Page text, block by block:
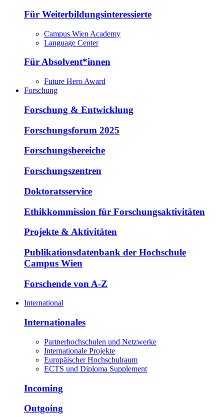
Für Weiterbildungsinteressierte
Campus Wien Academy
Language Center
Für Absolvent*innen
Future Hero Award
Forschung
Forschung & Entwicklung
Forschungsforum 2025
Forschungsbereiche
Forschungszentren
Doktoratsservice
Ethikkommission für Forschungsaktivitäten
Projekte & Aktivitäten
Publikationsdatenbank der Hochschule
Campus Wien
Forschende von A-Z
International
Internationales
Partnerhochschulen und Netzwerke
Internationale Projekte
Europäischer Hochschulraum
ECTS und Diploma Supplement
Incoming
Outgoing